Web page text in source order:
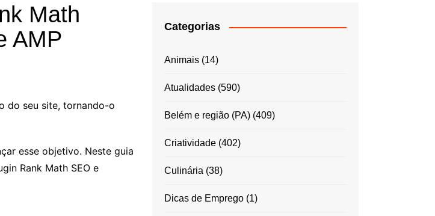
Math
AMP
do seu site, tornando-o
esse objetivo. Neste guia
Rank Math SEO e
Categorias
Animais(14)
Atualidades(590)
Belém e região (PA)(409)
Criatividade(402)
Culinária (38)
Dicas de Emprego(1)